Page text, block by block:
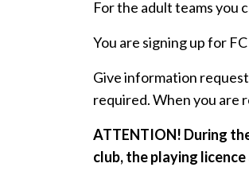
For the adult teams you
You are signing up for
Give information
required. When you are
ATTENTION! During
club, the playing